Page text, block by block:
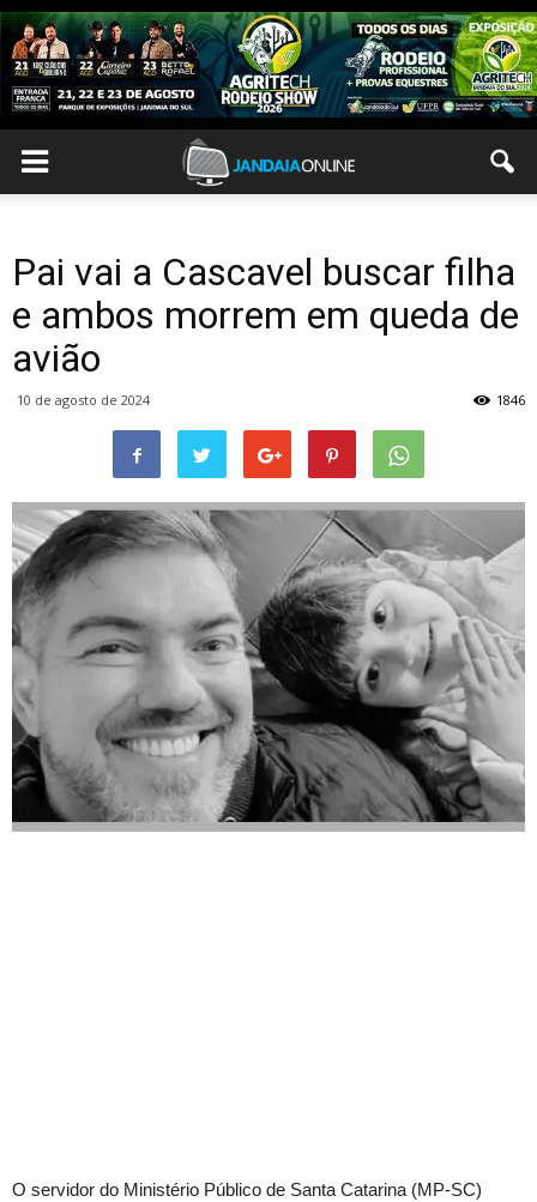
Pai vai a Cascavel buscar filha
e ambos morrem em queda de
avião
10 de agosto de 2024 1846
O servidor do Ministério Público de Santa Catarina (MP-SC)